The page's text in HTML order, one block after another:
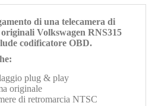
di una telecamera di
Volkswagen RNS315
codificatore OBD.
plug & play
originale
di retromarcia NTSC